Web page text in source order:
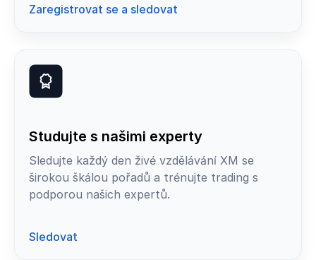
Zaregistrovat se a sledovat
Studujte s našimi experty
Sledujte každý den živé vzdělávání XM se
širokou škálou pořadů a trénujte trading s
podporou našich expertů.
Sledovat